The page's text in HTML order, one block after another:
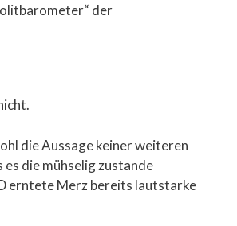
der
die Aussage keiner weiteren
die mühselig zustande
erntete Merz bereits lautstarke